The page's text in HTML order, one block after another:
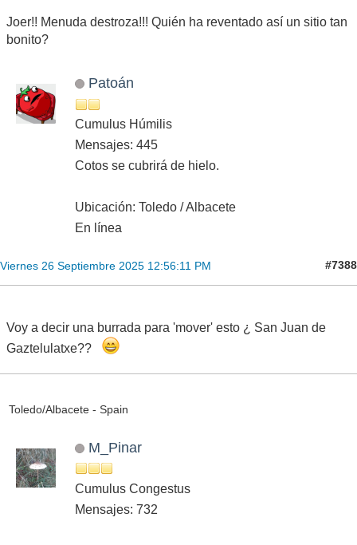
Joer!! Menuda destroza!!! Quién ha reventado así un sitio tan
bonito?
Patoán
Cumulus Húmilis
Mensajes: 445
Cotos se cubrirá de hielo.
Ubicación: Toledo / Albacete
En línea
Viernes 26 Septiembre 2025 12:56:11 PM #7388
Voy a decir una burrada para 'mover' esto ¿ San Juan de
Gaztelulatxe??
Toledo/Albacete - Spain
M_Pinar
Cumulus Congestus
Mensajes: 732